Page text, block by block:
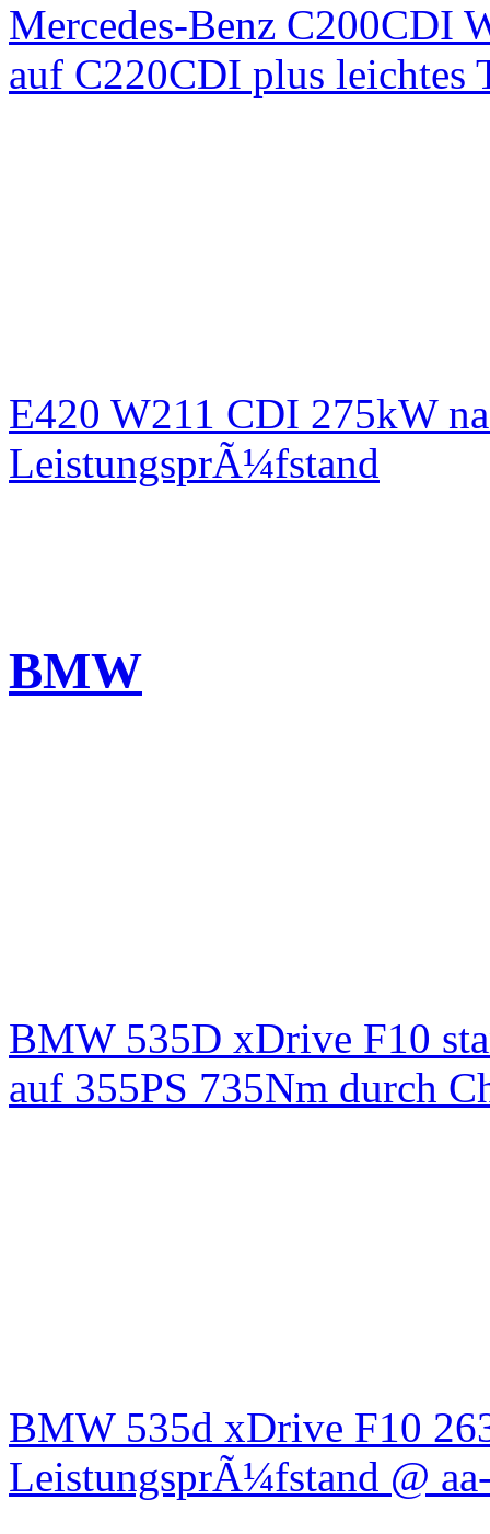
Mercedes-Benz C200CDI
auf C220CDI plus
E420 W211 CDI 275kW
LeistungsprÃ¼fstand
BMW
BMW 535D xDrive F10
auf 355PS 735Nm durch
BMW 535d xDrive F10
LeistungsprÃ¼fstand @